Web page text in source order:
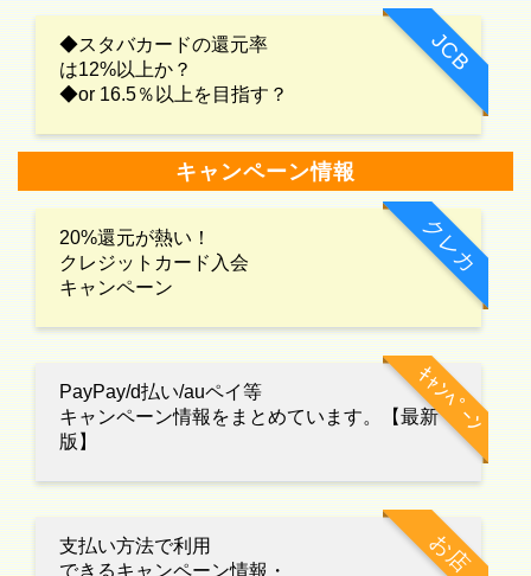
JCB
◆スタバカードの還元率
は12%以上か？
◆or 16.5％以上を目指す？
キャンペーン情報
クレカ
20%還元が熱い！
クレジットカード入会
キャンペーン
ｷｬﾝﾍﾟｰﾝ
PayPay/d払い/auペイ等
キャンペーン情報をまとめています。【最新
版】
お店
支払い方法で利用
できるキャンペーン情報・